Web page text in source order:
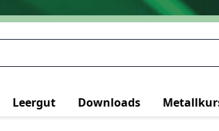
Leergut Downloads